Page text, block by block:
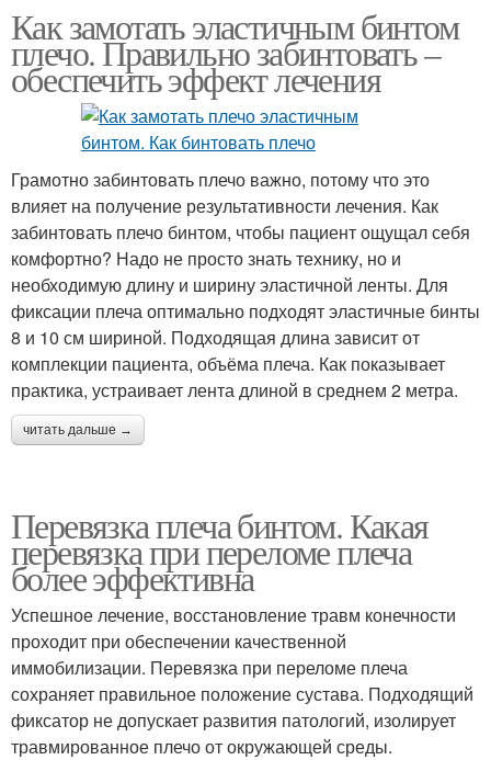
Как замотать эластичным бинтом
плечо. Правильно забинтовать –
обеспечить эффект лечения
Грамотно забинтовать плечо важно, потому что это
влияет на получение результативности лечения. Как
забинтовать плечо бинтом, чтобы пациент ощущал себя
комфортно? Надо не просто знать технику, но и
необходимую длину и ширину эластичной ленты. Для
фиксации плеча оптимально подходят эластичные бинты
8 и 10 см шириной. Подходящая длина зависит от
комплекции пациента, объёма плеча. Как показывает
практика, устраивает лента длиной в среднем 2 метра.
читать дальше →
Перевязка плеча бинтом. Какая
перевязка при переломе плеча
более эффективна
Успешное лечение, восстановление травм конечности
проходит при обеспечении качественной
иммобилизации. Перевязка при переломе плеча
сохраняет правильное положение сустава. Подходящий
фиксатор не допускает развития патологий, изолирует
травмированное плечо от окружающей среды.